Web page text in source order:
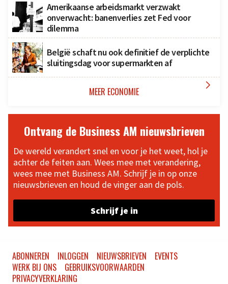
Amerikaanse arbeidsmarkt verzwakt
onverwacht: banenverlies zet Fed voor
dilemma
België schaft nu ook definitief de verplichte
sluitingsdag voor supermarkten af
MEER ECONOMIE 
Ontvang de Business AM nieuwsbrieven
De wereld verandert snel en voor je het weet, hol je
achter de feiten aan. Wees mee met verandering,
wees mee met Business AM. Schrijf je in op onze
nieuwsbrieven en houd de vinger aan de pols.
Schrijf je in
ABONNEREN INLOGGEN NIEUWSBRIEVEN
EVENTS
WERK BIJ ONS
GEBRUIKSVOORWAARDEN
PRIVACYVERKLARING